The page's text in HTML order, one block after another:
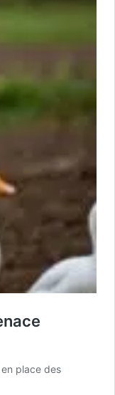
place des